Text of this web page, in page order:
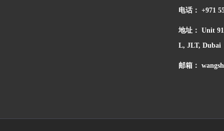
电话： +971
地址： Unit
L, JLT, Dubai
邮箱：